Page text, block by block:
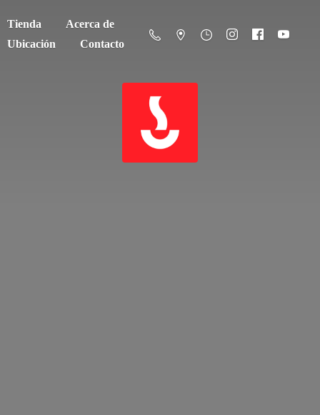
Tienda
Acerca de
Ubicación
Contacto